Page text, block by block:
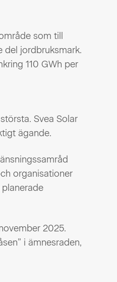
som till
del jordbruksmark.
110 GWh per
Svea Solar
ägande.
organisationer
2025.
i ämnesraden,